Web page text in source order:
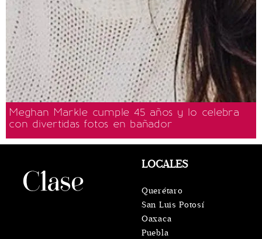
Meghan Markle cumple 45 años y lo celebra
con divertidas fotos en bañador
LOCALES
Querétaro
San Luis Potosí
Oaxaca
Puebla